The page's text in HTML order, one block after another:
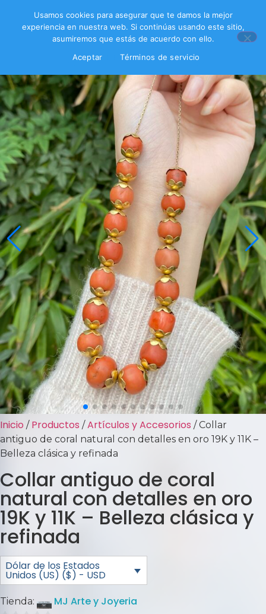
Inicio / Productos / Artículos y Accesorios / Collar
antiguo de coral natural con detalles en oro 19K y 11K –
Belleza clásica y refinada
Collar antiguo de coral
natural con detalles en oro
19K y 11K – Belleza clásica y
refinada
Dólar de los Estados
Unidos (US) ($) - USD
Tienda: MJ Arte y Joyeria
Usamos cookies para asegurar que te damos la mejor
experiencia en nuestra web. Si continúas usando este sitio,
asumiremos que estás de acuerdo con ello.
Aceptar
Términos de servicio